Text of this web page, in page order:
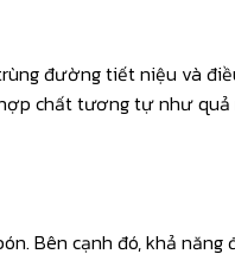
đường tiết niệu và
chất tương tự như
Bên cạnh đó, khả